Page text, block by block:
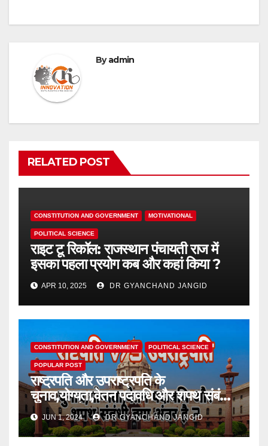
Byadmin
RELATED POST
CONSTITUTION AND GOVERNMENT MOTIVATIONAL
POLITICAL SCIENCE
राइट टू रिकॉल: राजस्थान पंचायती राज में
इसका पहला प्रयोग कब और कहां किया ?
APR 10, 2025 DR GYANCHAND JANGID
CONSTITUTION AND GOVERNMENT POLITICAL SCIENCE
POPULAR POST
राष्ट्रपति और उपराष्ट्रपति के
चुनाव,योग्यता,वेतन पदावधि और शपथ संबंधी
क्या अंतर है ?
JUN 1, 2024 DR GYANCHAND JANGID